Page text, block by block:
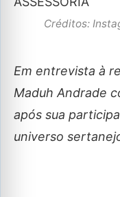
Créditos:
Em entrevista à
Maduh Andrade
após sua
universo